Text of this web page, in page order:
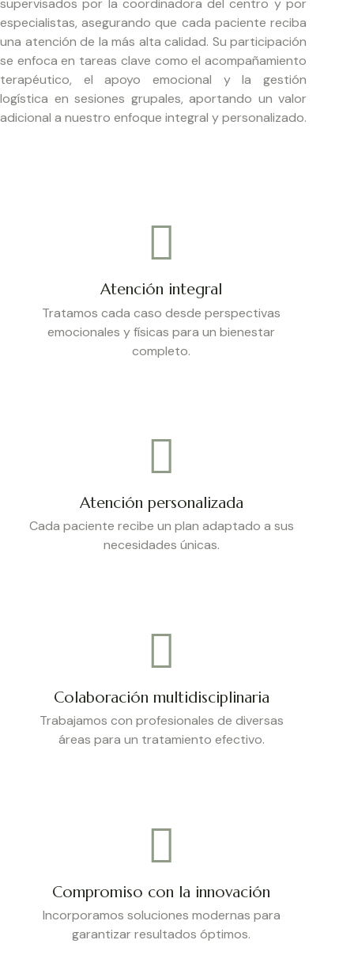
especialistas, asegurando que cada paciente reciba
una atención de la más alta calidad. Su participación
se enfoca en tareas clave como el acompañamiento
terapéutico, el apoyo emocional y la gestión
logística en sesiones grupales, aportando un valor
adicional a nuestro enfoque integral y personalizado.
Atención integral
Tratamos cada caso desde perspectivas
emocionales y físicas para un bienestar
completo.
Atención personalizada
Cada paciente recibe un plan adaptado a sus
necesidades únicas.
Colaboración multidisciplinaria
Trabajamos con profesionales de diversas
áreas para un tratamiento efectivo.
Compromiso con la innovación
Incorporamos soluciones modernas para
garantizar resultados óptimos.